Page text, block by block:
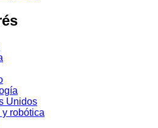
Unidos
y robótica